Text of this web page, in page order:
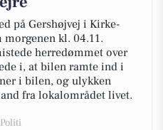
på Gershøjvej i Kirke-
kl. 04.11.
herredømmet over
i, at bilen ramte ind i
i bilen, og ulykken
fra lokalområdet livet.